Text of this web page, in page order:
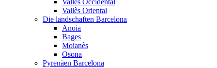
Vallès Occidental
Vallès Oriental
Die landschaften Barcelona
Anoia
Bages
Moianès
Osona
Pyrenäen Barcelona